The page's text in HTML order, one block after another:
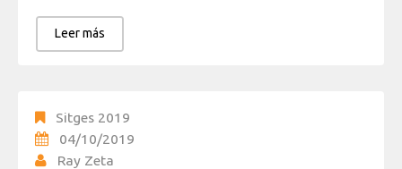
Leer más
Sitges 2019
04/10/2019
Ray Zeta